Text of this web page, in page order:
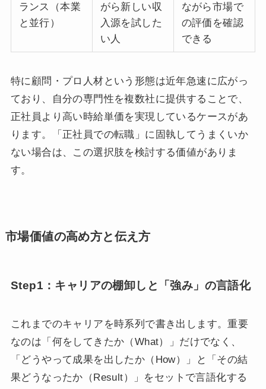
ランス（本業
と並行）
がら新しい収
入源を試した
い人
ながら市場で
の評価を確認
できる
特に顧問・プロ人材という形態は近年急速に広がっ
ており、自分の専門性を複数社に提供することで、
正社員より高い時給単価を実現しているケースがあ
ります。「正社員での転職」に固執してうまくいか
ない場合は、この選択肢を検討する価値がありま
す。
市場価値の高め方と伝え方
Step1：キャリアの棚卸しと「強み」の言語化
これまでのキャリアを時系列で書き出します。重要
なのは「何をしてきたか（What）」だけでなく、
「どうやって成果を出したか（How）」と「その結
果どうなったか（Result）」をセットで言語化する